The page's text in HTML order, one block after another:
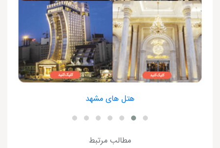
هتل های مشهد
مطالب مرتبط